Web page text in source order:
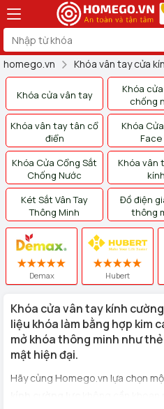
homego.vn Khóa vân tay cửa
Khóa cửa vân tay
Khóa
chống
Khóa vân tay tân cổ
điển
Khóa
Face
Khóa Cửa Cổng Sắt
Chống Nước
Khóa vân
kính
Két Sắt Vân Tay
Thông Minh
Đồ điện
thông
Demax Hubert
Khóa cửa vân tay kính
liệu khóa làm bằng hợp kim
mở khóa thông minh như
mật hiện đại.
Hãy cùng Homego.vn lựa chọn